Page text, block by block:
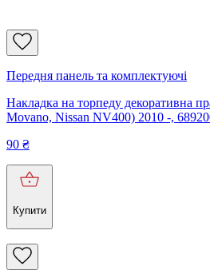
Передня панель та комплектуючі
Накладка на торпеду декоративна
Movano, Nissan NV400) 2010 -,
90 ₴
Купити